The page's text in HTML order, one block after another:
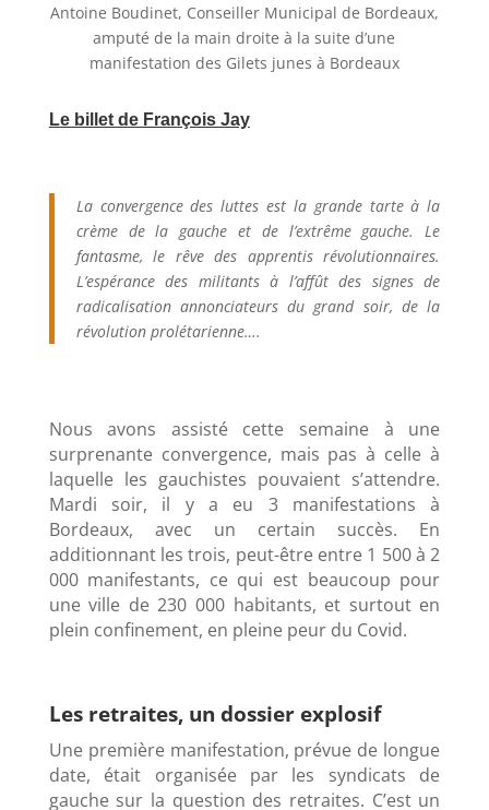
Antoine Boudinet, Conseiller Municipal de Bordeaux,
amputé de la main droite à la suite d’une
manifestation des Gilets junes à Bordeaux
Le billet de François Jay
La convergence des luttes est la grande tarte à la
crème de la gauche et de l’extrême gauche. Le
fantasme, le rêve des apprentis révolutionnaires.
L’espérance des militants à l’affût des signes de
radicalisation annonciateurs du grand soir, de la
révolution prolétarienne….
Nous avons assisté cette semaine à une
surprenante convergence, mais pas à celle à
laquelle les gauchistes pouvaient s’attendre.
Mardi soir, il y a eu 3 manifestations à
Bordeaux, avec un certain succès. En
additionnant les trois, peut-être entre 1 500 à 2
000 manifestants, ce qui est beaucoup pour
une ville de 230 000 habitants, et surtout en
plein confinement, en pleine peur du Covid.
Les retraites, un dossier explosif
Une première manifestation, prévue de longue
date, était organisée par les syndicats de
gauche sur la question des retraites. C’est un